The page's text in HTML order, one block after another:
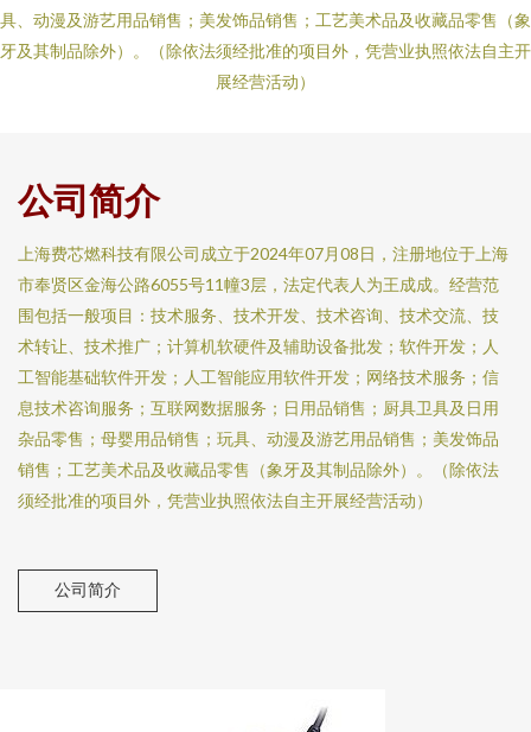
具、动漫及游艺用品销售；美发饰品销售；工艺美术品及收藏品零售（象
牙及其制品除外）。（除依法须经批准的项目外，凭营业执照依法自主开
展经营活动）
公司简介
上海费芯燃科技有限公司成立于2024年07月08日，注册地位于上海
市奉贤区金海公路6055号11幢3层，法定代表人为王成成。经营范
围包括一般项目：技术服务、技术开发、技术咨询、技术交流、技
术转让、技术推广；计算机软硬件及辅助设备批发；软件开发；人
工智能基础软件开发；人工智能应用软件开发；网络技术服务；信
息技术咨询服务；互联网数据服务；日用品销售；厨具卫具及日用
杂品零售；母婴用品销售；玩具、动漫及游艺用品销售；美发饰品
销售；工艺美术品及收藏品零售（象牙及其制品除外）。（除依法
须经批准的项目外，凭营业执照依法自主开展经营活动）
公司简介